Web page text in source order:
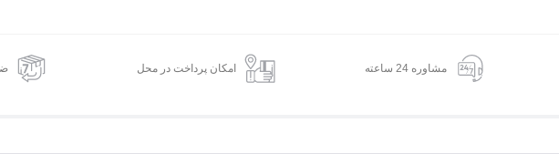
مشاوره 24 ساعته امکان پرداخت در محل